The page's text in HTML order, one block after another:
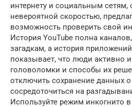
интернету и социальным сетям,
невероятной скоростью,
возможность проверить свой
История YouTube полна
загадкам, а история
показывает, что люди активно
головоломки и способы их
отключить сохранение данных
сосредоточиться на
Используйте режим инкогнито в